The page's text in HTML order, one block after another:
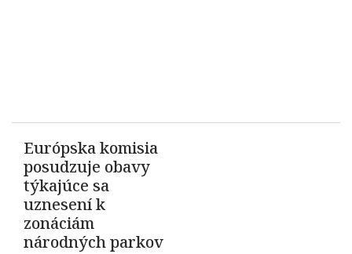
Európska komisia
posudzuje obavy
týkajúce sa
uznesení k
zonáciám
národných parkov